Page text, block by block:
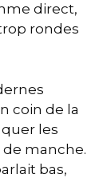
direct,
rondes
coin de la
les
manche.
bas,